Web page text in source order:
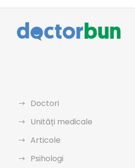
Doctori
Unități medicale
Articole
Psihologi